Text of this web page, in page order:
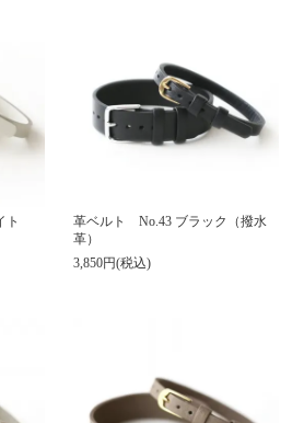
ト
革ベルト No.43 ブラック（撥水
革）
3,850円(税込)